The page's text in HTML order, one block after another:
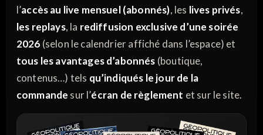
l’accès au live mensuel (abonnés), les lives privés,
les replays, la rediffusion exclusive d’une soirée
2026 (selon le calendrier affiché dans l’espace) et
tous les avantages d’abonnés (boutique,
contenus…) tels qu’indiqués le jour de la
commande sur l’écran de règlement et sur le site.